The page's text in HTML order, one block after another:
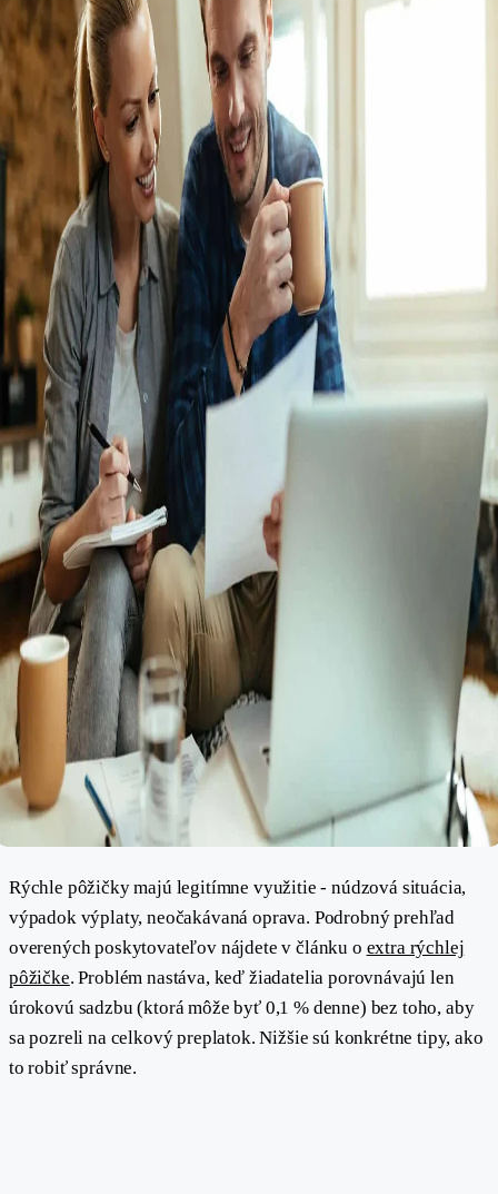
Rýchle pôžičky majú legitímne využitie - núdzová situácia,
výpadok výplaty, neočakávaná oprava. Podrobný prehľad
overených poskytovateľov nájdete v článku o extra rýchlej
pôžičke. Problém nastáva, keď žiadatelia porovnávajú len
úrokovú sadzbu (ktorá môže byť 0,1 % denne) bez toho, aby
sa pozreli na celkový preplatok. Nižšie sú konkrétne tipy, ako
to robiť správne.